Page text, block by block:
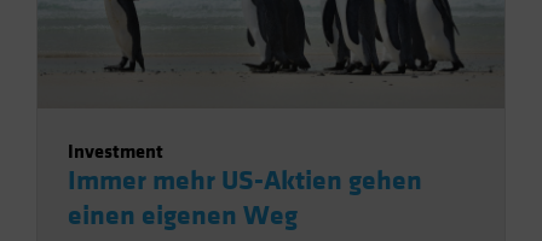
Investment
Immer mehr US-Aktien gehen
einen eigenen Weg